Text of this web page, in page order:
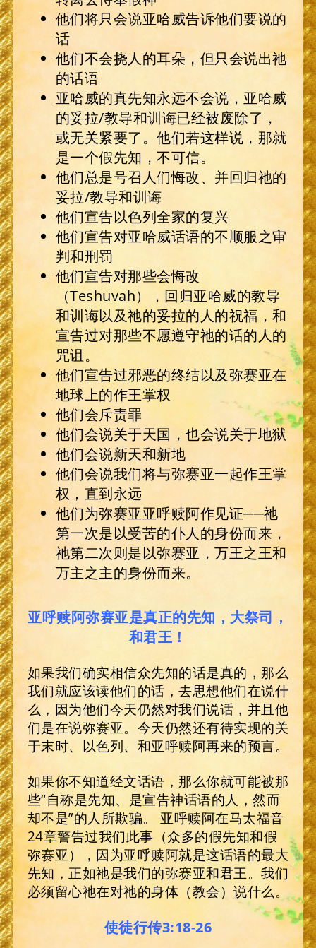
他们将只会说亚哈威告诉他们要说的
话
他们不会挠人的耳朵，但只会说出祂
的话语
亚哈威的真先知永远不会说，亚哈威
的妥拉/教导和训诲已经被废除了，
或无关紧要了。他们若这样说，那就
是一个假先知，不可信。
他们总是号召人们悔改、并回归祂的
妥拉/教导和训诲
他们宣告以色列全家的复兴
他们宣告对亚哈威话语的不顺服之审
判和刑罚
他们宣告对那些会悔改
（Teshuvah），回归亚哈威的教导
和训诲以及祂的妥拉的人的祝福，和
宣告过对那些不愿遵守祂的话的人的
咒诅。
他们宣告过邪恶的终结以及弥赛亚在
地球上的作王掌权
他们会斥责罪
他们会说关于天国，也会说关于地狱
他们会说新天和新地
他们会说我们将与弥赛亚一起作王掌
权，直到永远
他们为弥赛亚亚呼赎阿作见证──祂
第一次是以受苦的仆人的身份而来，
祂第二次则是以弥赛亚，万王之王和
万主之主的身份而来。
亚呼赎阿弥赛亚是真正的先知，大祭司，
和君王！
如果我们确实相信众先知的话是真的，那么
我们就应该读他们的话，去思想他们在说什
么，因为他们今天仍然对我们说话，并且他
们是在说弥赛亚。今天仍然还有待实现的关
于末时、以色列、和亚呼赎阿再来的预言。
如果你不知道经文话语，那么你就可能被那
些“自称是先知、是宣告神话语的人，然而
却不是”的人所欺骗。 亚呼赎阿在马太福音
24章警告过我们此事（众多的假先知和假
弥赛亚），因为亚呼赎阿就是这话语的最大
先知，正如祂是我们的弥赛亚和君王。我们
必须留心祂在对祂的身体（教会）说什么。
使徒行传3:18-26